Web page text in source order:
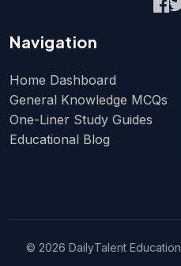
Navigation
Home Dashboard
General Knowledge MCQs
One-Liner Study Guides
Educational Blog
© 2026 DailyTalent